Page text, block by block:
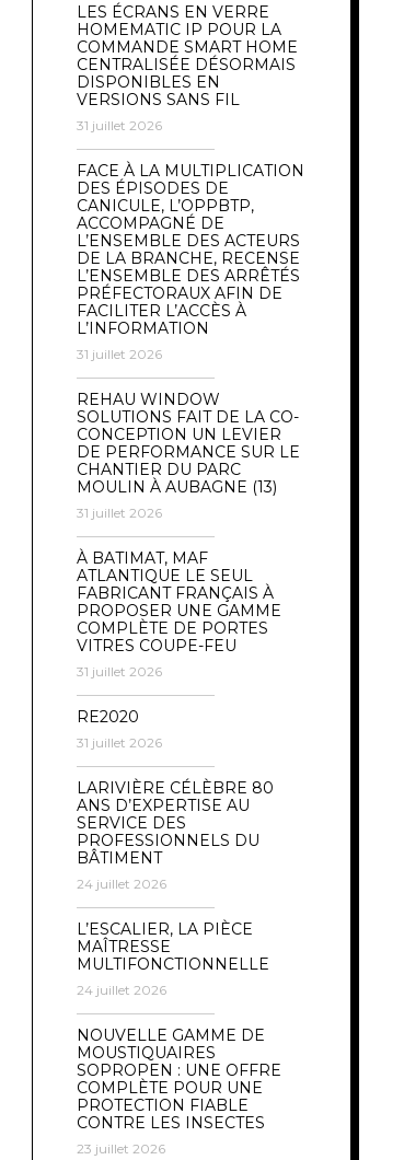
LES ÉCRANS EN VERRE
HOMEMATIC IP POUR LA
COMMANDE SMART HOME
CENTRALISÉE DÉSORMAIS
DISPONIBLES EN
VERSIONS SANS FIL
31 juillet 2026
FACE À LA MULTIPLICATION
DES ÉPISODES DE
CANICULE, L’OPPBTP,
ACCOMPAGNÉ DE
L’ENSEMBLE DES ACTEURS
DE LA BRANCHE, RECENSE
L’ENSEMBLE DES ARRÊTÉS
PRÉFECTORAUX AFIN DE
FACILITER L’ACCÈS À
L’INFORMATION
31 juillet 2026
REHAU WINDOW
SOLUTIONS FAIT DE LA CO-
CONCEPTION UN LEVIER
DE PERFORMANCE SUR LE
CHANTIER DU PARC
MOULIN À AUBAGNE (13)
31 juillet 2026
À BATIMAT, MAF
ATLANTIQUE LE SEUL
FABRICANT FRANÇAIS À
PROPOSER UNE GAMME
COMPLÈTE DE PORTES
VITRES COUPE-FEU
31 juillet 2026
RE2020
31 juillet 2026
LARIVIÈRE CÉLÈBRE 80
ANS D’EXPERTISE AU
SERVICE DES
PROFESSIONNELS DU
BÂTIMENT
24 juillet 2026
L’ESCALIER, LA PIÈCE
MAÎTRESSE
MULTIFONCTIONNELLE
24 juillet 2026
NOUVELLE GAMME DE
MOUSTIQUAIRES
SOPROPEN : UNE OFFRE
COMPLÈTE POUR UNE
PROTECTION FIABLE
CONTRE LES INSECTES
23 juillet 2026